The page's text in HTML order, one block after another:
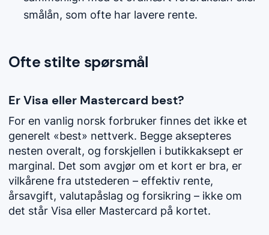
smålån, som ofte har lavere rente.
Ofte stilte spørsmål
Er Visa eller Mastercard best?
For en vanlig norsk forbruker finnes det ikke et
generelt «best» nettverk. Begge aksepteres
nesten overalt, og forskjellen i butikkaksept er
marginal. Det som avgjør om et kort er bra, er
vilkårene fra utstederen – effektiv rente,
årsavgift, valutapåslag og forsikring – ikke om
det står Visa eller Mastercard på kortet.